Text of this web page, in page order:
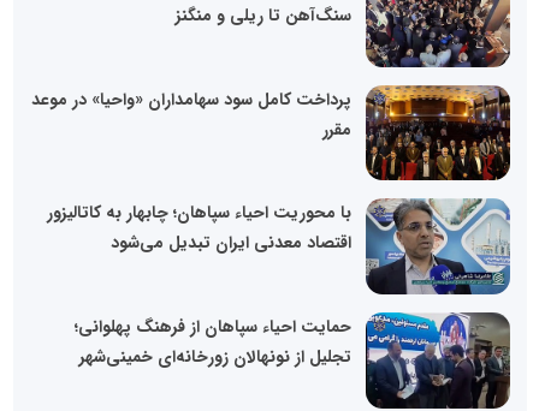
سنگ‌آهن تا ریلی و منگنز
پرداخت کامل سود سهامداران «واحیا» در موعد
مقرر
با محوریت احیاء سپاهان؛ چابهار به کاتالیزور
اقتصاد معدنی ایران تبدیل می‌شود
حمایت احیاء سپاهان از فرهنگ پهلوانی؛
تجلیل از نونهالان زورخانه‌ای خمینی‌شهر